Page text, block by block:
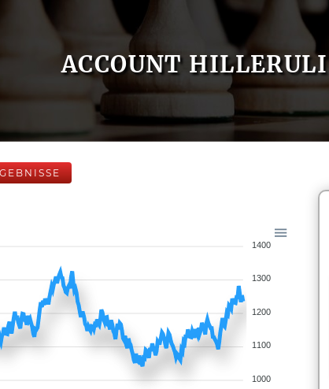
ACCOUNT HILLERULI
1400
1300
1200
1100
1000